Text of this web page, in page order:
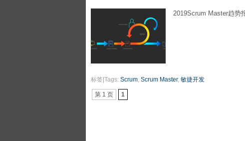
2019Scrum Master趋势
标签|Tags: Scrum, Scrum Master, 敏捷开发
第 1 页 1